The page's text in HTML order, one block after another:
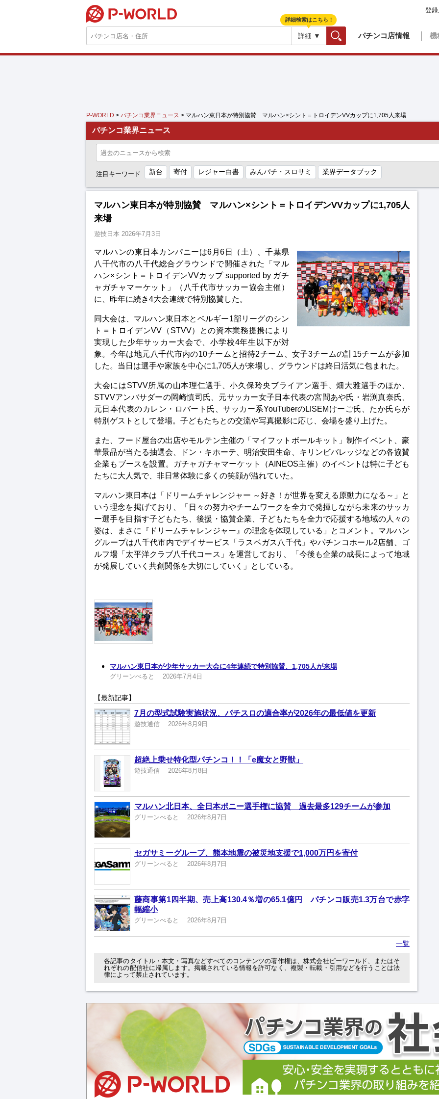
詳細 ▼ パチンコ店情報 機
登
詳細検索はこちら！
P-WORLD > パチンコ業界ニュース > マルハン東日本が特別協賛 マルハン×シント＝トロイデンVVカップに1,705人来場
パチンコ業界ニュース
注目キーワード 新台 寄付 レジャー白書 みんパチ・スロサミ 業界データブック
マルハン東日本が特別協賛 マルハン×シント＝トロイデンVVカップに1,705人
来場
遊技日本 2026年7月3日
マルハンの東日本カンパニーは6月6日（土）、千葉県
八千代市の八千代総合グラウンドで開催された「マル
ハン×シント＝トロイデンVVカップ supported by ガチ
ャガチャマーケット」（八千代市サッカー協会主催）
に、昨年に続き4大会連続で特別協賛した。
同大会は、マルハン東日本とベルギー1部リーグのシン
ト＝トロイデンVV（STVV）との資本業務提携により
実現した少年サッカー大会で、小学校4年生以下が対
象。今年は地元八千代市内の10チームと招待2チーム、女子3チームの計15チームが参加
した。当日は選手や家族を中心に1,705人が来場し、グラウンドは終日活気に包まれた。
大会にはSTVV所属の山本理仁選手、小久保玲央ブライアン選手、畑大雅選手のほか、
STVVアンバサダーの岡崎慎司氏、元サッカー女子日本代表の宮間あや氏・岩渕真奈氏、
元日本代表のカレン・ロバート氏、サッカー系YouTuberのLISEMけーご氏、たか氏らが
特別ゲストとして登場。子どもたちとの交流や写真撮影に応じ、会場を盛り上げた。
また、フード屋台の出店やモルテン主催の「マイフットボールキット」制作イベント、豪
華景品が当たる抽選会、ドン・キホーテ、明治安田生命、キリンビバレッジなどの各協賛
企業もブースを設置。ガチャガチャマーケット（AINEOS主催）のイベントは特に子ども
たちに大人気で、非日常体験に多くの笑顔が溢れていた。
マルハン東日本は「ドリームチャレンジャー ～好き！が世界を変える原動力になる～」と
いう理念を掲げており、「日々の努力やチームワークを全力で発揮しながら未来のサッカ
ー選手を目指す子どもたち、後援・協賛企業、子どもたちを全力で応援する地域の人々の
姿は、まさに『ドリームチャレンジャー』の理念を体現している」とコメント。マルハン
グループは八千代市内でデイサービス「ラスベガス八千代」やパチンコホール2店舗、ゴ
ルフ場「太平洋クラブ八千代コース」を運営しており、「今後も企業の成長によって地域
が発展していく共創関係を大切にしていく」としている。
マルハン東日本が少年サッカー大会に4年連続で特別協賛、1,705人が来場
グリーンべると 2026年7月4日
【最新記事】
7月の型式試験実施状況、パチスロの適合率が2026年の最低値を更新
遊技通信 2026年8月9日
超絶上乗せ特化型パチンコ！！「e魔女と野獣」
遊技通信 2026年8月8日
マルハン北日本、全日本ポニー選手権に協賛 過去最多129チームが参加
グリーンべると 2026年8月7日
セガサミーグループ、熊本地震の被災地支援で1,000万円を寄付
グリーンべると 2026年8月7日
藤商事第1四半期、売上高130.4％増の65.1億円 パチンコ販売1.3万台で赤字
幅縮小
グリーンべると 2026年8月7日
一覧
各記事のタイトル・本文・写真などすべてのコンテンツの著作権は、株式会社ピーワールド、またはそ
れぞれの配信社に帰属します。掲載されている情報を許可なく、複製・転載・引用などを行うことは法
律によって禁止されています。